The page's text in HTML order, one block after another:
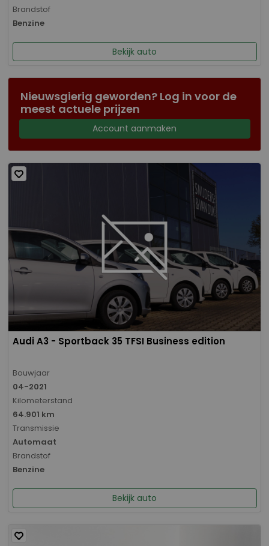
Brandstof
Benzine
Bekijk auto
Nieuwsgierig geworden? Log in voor de
meest actuele prijzen
Account aanmaken
Audi A3 - Sportback 35 TFSI Business edition
Bouwjaar
04-2021
Kilometerstand
64.901 km
Transmissie
Automaat
Brandstof
Benzine
Bekijk auto